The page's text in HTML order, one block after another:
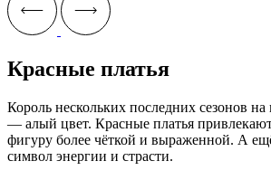
Красные платья
Король нескольких последних сезонов
— алый цвет. Красные платья
фигуру более чёткой и выраженной. А
символ энергии и страсти.